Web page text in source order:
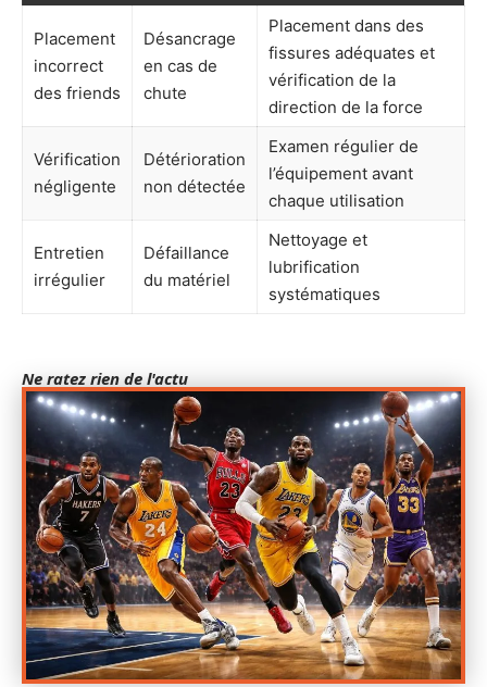
Placement
incorrect
des friends
Désancrage
en cas de
chute
Placement dans des
fissures adéquates et
vérification de la
direction de la force
Vérification
négligente
Détérioration
non détectée
Examen régulier de
l’équipement avant
chaque utilisation
Entretien
irrégulier
Défaillance
du matériel
Nettoyage et
lubrification
systématiques
Ne ratez rien de l'actu